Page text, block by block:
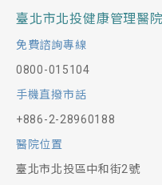
臺北市北投健康管理醫院
免費諮詢專線
0800-015104
手機直撥市話
+886-2-28960188
醫院位置
臺北市北投區中和街2號